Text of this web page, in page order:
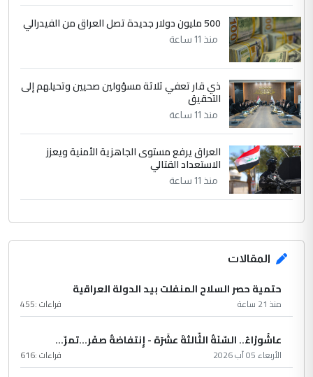
500 مليون دولار جديدة تصل العراق من الفيدرالي
منذ 11 ساعة
ذي قار تعفي ثلاثة مسؤولين صحيين وتحيلهم إلى
التحقيق
منذ 11 ساعة
العراق يرفع مستوى الجاهزية الأمنية ويعزز
الاستعداد القتالي
منذ 11 ساعة
المقالات
حتمية حصر السلاح المنفلت بيد الدولة العراقية
منذ 21 ساعة قراءات :455
عاشُورْاءُ.. السّنَةُ الثّالثةَ عشَرَة - إِنتفاضةُ صفَر…تمرّ...
الأربعاء 05 آب 2026 قراءات :616